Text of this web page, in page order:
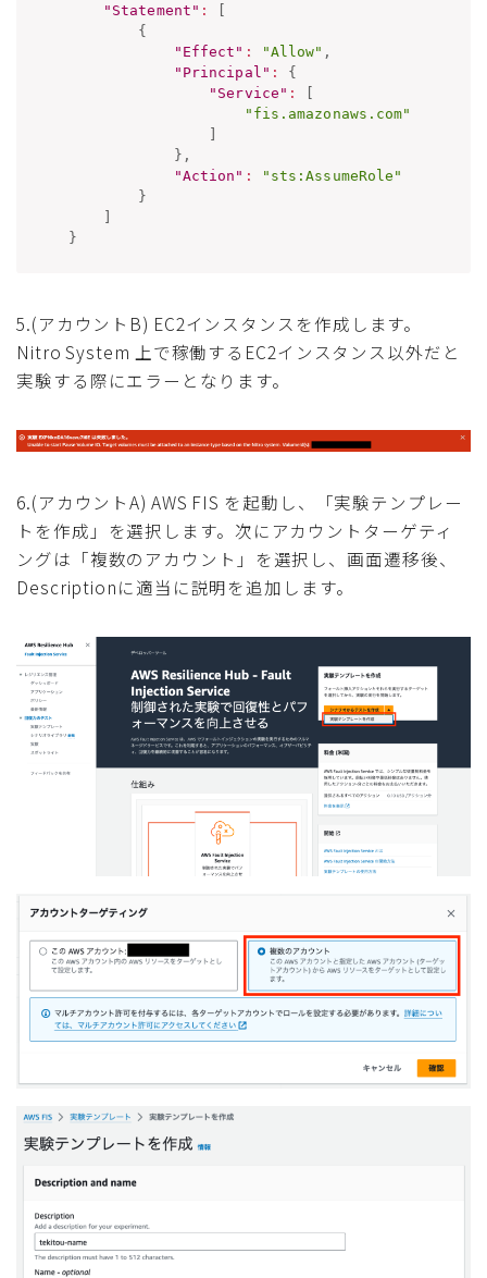
"Statement" :
{
"Effect" : "Allow" ,
"Principal" :
{
"Service" :
"fis.amazonaws.com"
} ,
"Action" :
"sts:AssumeRole"
}
}
5.(アカウントB) EC2インスタンスを作成します。
Nitro System 上で稼働するEC2インスタンス以外だと
実験する際にエラーとなります。
6.(アカウントA) AWS FIS を起動し、「実験テンプレー
トを作成」を選択します。次にアカウントターゲティ
ングは「複数のアカウント」を選択し、画面遷移後、
Descriptionに適当に説明を追加します。